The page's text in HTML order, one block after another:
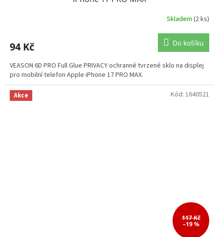
Skladem (2 ks)
94 Kč Do košíku
VEASON 6D PRO Full Glue PRIVACY ochranné tvrzené sklo na displej
pro mobilní telefon Apple iPhone 17 PRO MAX.
Akce
117 Kč
–19 %
Kód: 1640521